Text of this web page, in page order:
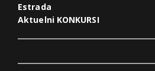
Estrada
Aktuelni KONKURSI